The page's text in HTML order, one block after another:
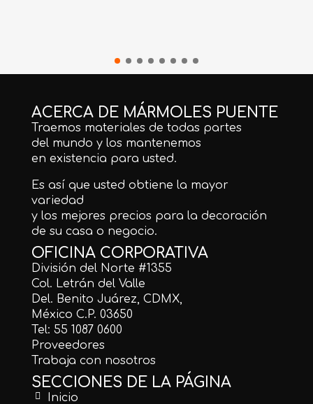
ACERCA DE MÁRMOLES PUENTE
Traemos materiales de todas partes
del mundo y los mantenemos
en existencia para usted.
Es así que usted obtiene la mayor
variedad
y los mejores precios para la decoración
de su casa o negocio.
OFICINA CORPORATIVA
División del Norte #1355
Col. Letrán del Valle
Del. Benito Juárez, CDMX,
México C.P. 03650
Tel: 55 1087 0600
Proveedores
Trabaja con nosotros
SECCIONES DE LA PÁGINA
Inicio